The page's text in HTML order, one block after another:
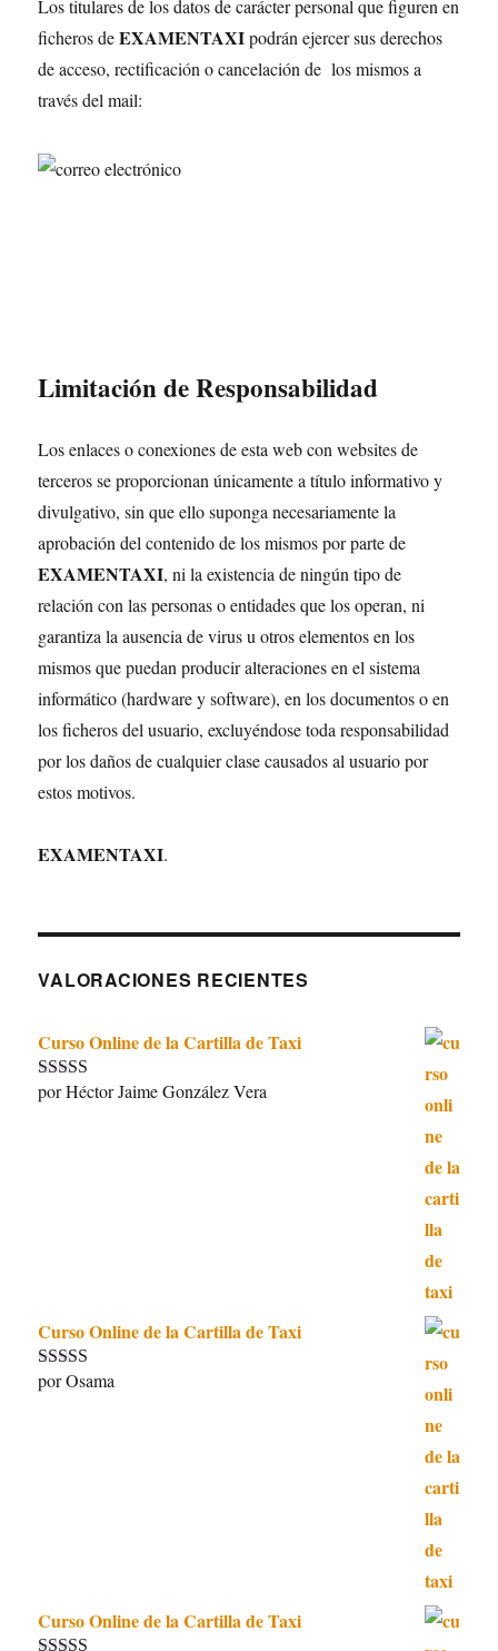
Los titulares de los datos de carácter personal que figuren en
ficheros deEXAMENTAXIpodrán ejercer sus derechos
de acceso, rectificación o cancelación de los mismos a
través del mail:
Limitación de Responsabilidad
Los enlaces o conexiones de esta web con websites de
terceros se proporcionan únicamente a título informativo y
divulgativo, sin que ello suponga necesariamente la
aprobación del contenido de los mismos por parte de
EXAMENTAXI, ni la existencia de ningún tipo de
relación con las personas o entidades que los operan, ni
garantiza la ausencia de virus u otros elementos en los
mismos que puedan producir alteraciones en el sistema
informático (hardware y software), en los documentos o en
los ficheros del usuario, excluyéndose toda responsabilidad
por los daños de cualquier clase causados al usuario por
estos motivos.
EXAMENTAXI.
VALORACIONES RECIENTES
Curso Online de la Cartilla de Taxi
Valorado con
por Héctor Jaime González Vera
Curso Online de la Cartilla de Taxi
Valorado con
por Osama
Curso Online de la Cartilla de Taxi